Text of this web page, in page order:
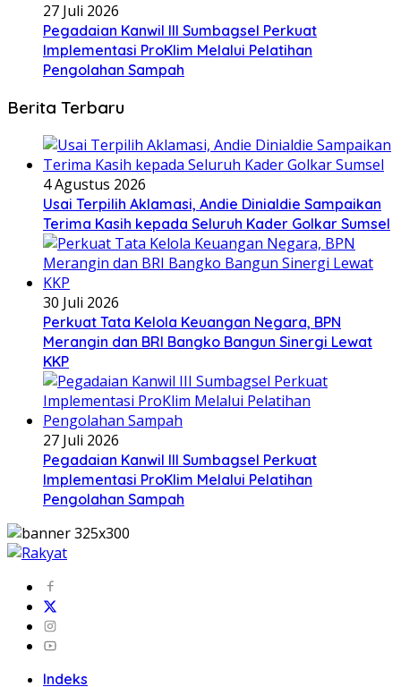
27 Juli 2026
Pegadaian Kanwil III Sumbagsel Perkuat
Implementasi ProKlim Melalui Pelatihan
Pengolahan Sampah
Berita Terbaru
4 Agustus 2026
Usai Terpilih Aklamasi, Andie Dinialdie Sampaikan
Terima Kasih kepada Seluruh Kader Golkar Sumsel
30 Juli 2026
Perkuat Tata Kelola Keuangan Negara, BPN
Merangin dan BRI Bangko Bangun Sinergi Lewat
KKP
27 Juli 2026
Pegadaian Kanwil III Sumbagsel Perkuat
Implementasi ProKlim Melalui Pelatihan
Pengolahan Sampah
Indeks